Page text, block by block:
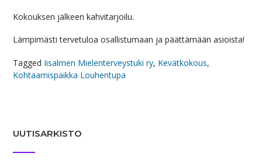
Kokouksen jälkeen kahvitarjoilu.
Lämpimästi tervetuloa osallistumaan ja päättämään asioista!
Tagged Iisalmen Mielenterveystuki ry, Kevätkokous,
Kohtaamispaikka Louhentupa
UUTISARKISTO